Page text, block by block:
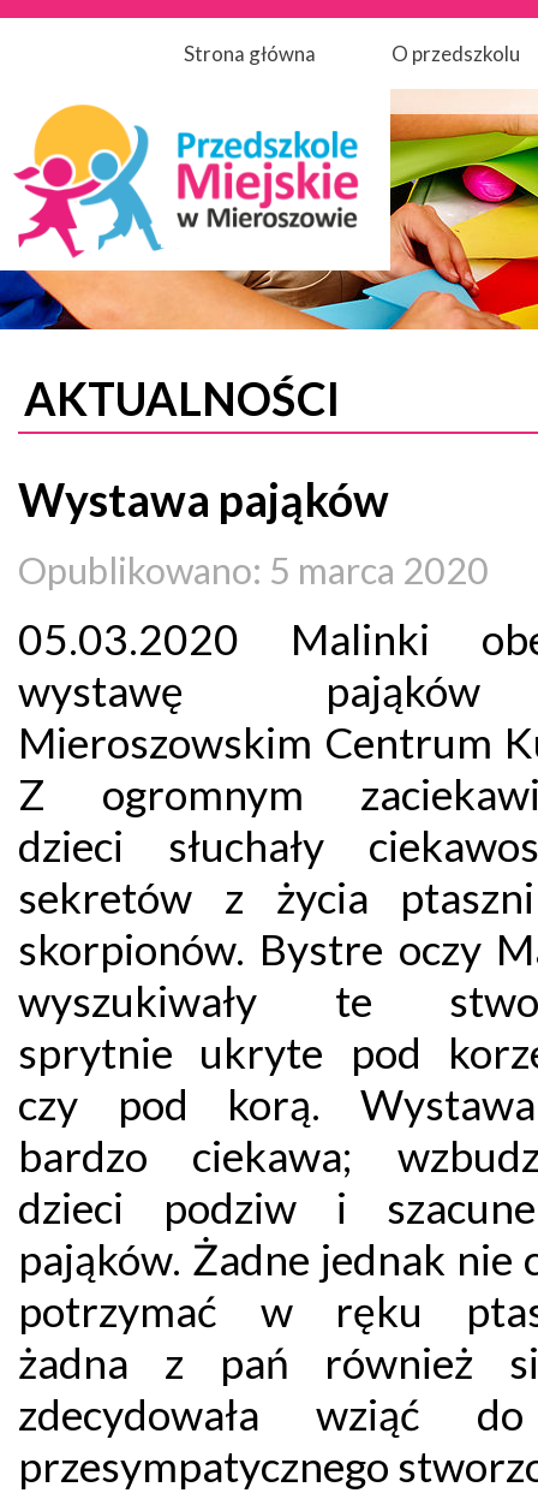
Strona główna O przedszkolu
AKTUALNOŚCI
Wystawa pająków
Opublikowano: 5 marca 2020
05.03.2020 Malinki
wystawę
Mieroszowskim Centrum
Z ogromnym
dzieci słuchały
sekretów z życia
skorpionów. Bystre oczy
wyszukiwały te
sprytnie ukryte pod
czy pod korą.
bardzo ciekawa;
dzieci podziw i
pająków. Żadne jednak nie
potrzymać w ręku
żadna z pań również
zdecydowała wziąć
przesympatycznego